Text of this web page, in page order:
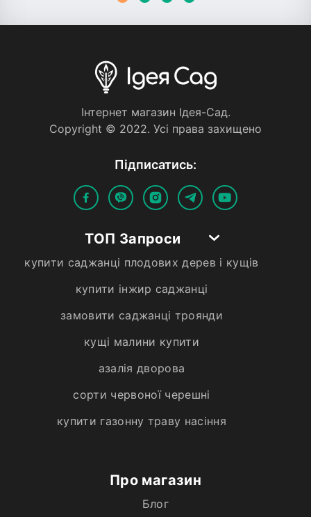
Iнтернет магазин Iдея-Сад.
Copyright © 2022. Усi права захищено
Пiдписатись:
ТОП Запроси
купити саджанці плодових дерев і кущів
купити інжир саджанці
замовити саджанці троянди
кущі малини купити
азалія дворова
сорти червоної черешні
купити газонну траву насіння
Про магазин
Блог